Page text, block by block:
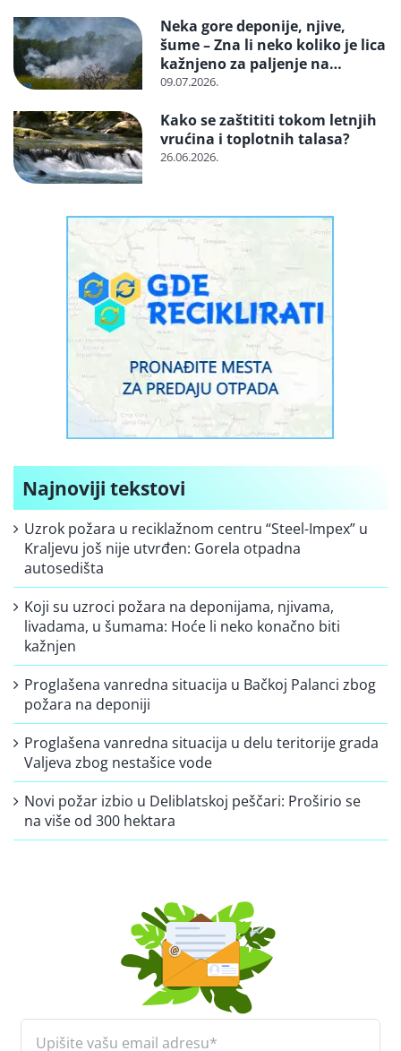
Neka gore deponije, njive,
šume – Zna li neko koliko je lica
kažnjeno za paljenje na
otvorenom
09.07.2026.
Kako se zaštititi tokom letnjih
vrućina i toplotnih talasa?
26.06.2026.
Najnoviji tekstovi
Uzrok požara u reciklažnom centru “Steel-Impex” u
Kraljevu još nije utvrđen: Gorela otpadna
autosedišta
Koji su uzroci požara na deponijama, njivama,
livadama, u šumama: Hoće li neko konačno biti
kažnjen
Proglašena vanredna situacija u Bačkoj Palanci zbog
požara na deponiji
Proglašena vanredna situacija u delu teritorije grada
Valjeva zbog nestašice vode
Novi požar izbio u Deliblatskoj peščari: Proširio se
na više od 300 hektara